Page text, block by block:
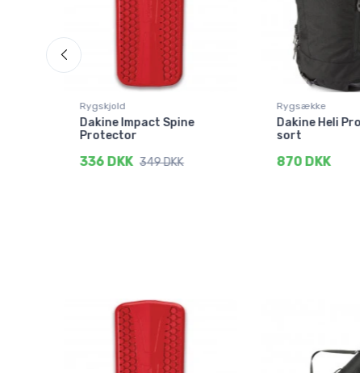
Rygskjold
Dakine Impact Spine
Protector
336 DKK 349 DKK
Rygsække
Dakine Heli
sort
870 DKK